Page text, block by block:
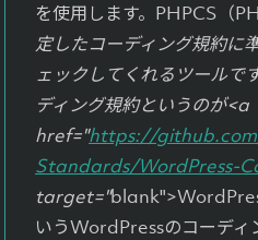
を使用します。PHPCS（
定したコーディング規約に
ェックしてくれるツールで
ディング規約というのが<a
href="https://
Standards/WordPress-
target="
いうWordPressのコーディ